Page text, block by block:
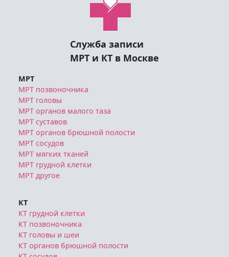
Служба записи
МРТ и КТ в Москве
МРТ
МРТ позвоночника
МРТ головы
МРТ органов малого таза
МРТ суставов
МРТ органов брюшной полости
МРТ сосудов
МРТ мягких тканей
МРТ грудной клетки
МРТ другое
КТ
КТ грудной клетки
КТ позвоночника
КТ головы и шеи
КТ органов брюшной полости